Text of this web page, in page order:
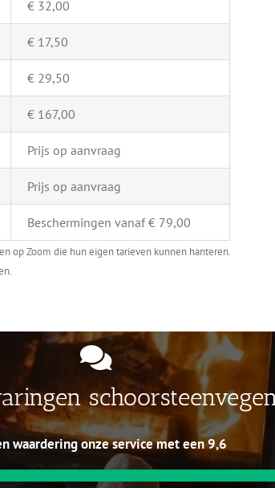
€ 32,00
€ 17,50
€ 29,50
€ 167,00
Prijs op aanvraag
Prijs op aanvraag
Beschermingen vanaf € 79,00
op Zoom die hun eigen tarieven kunnen hanteren.
waardering onze service met een 9,6